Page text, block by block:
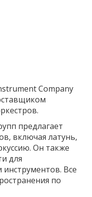
Company
предлагает
включая латунь,
Он также
для
Все
по